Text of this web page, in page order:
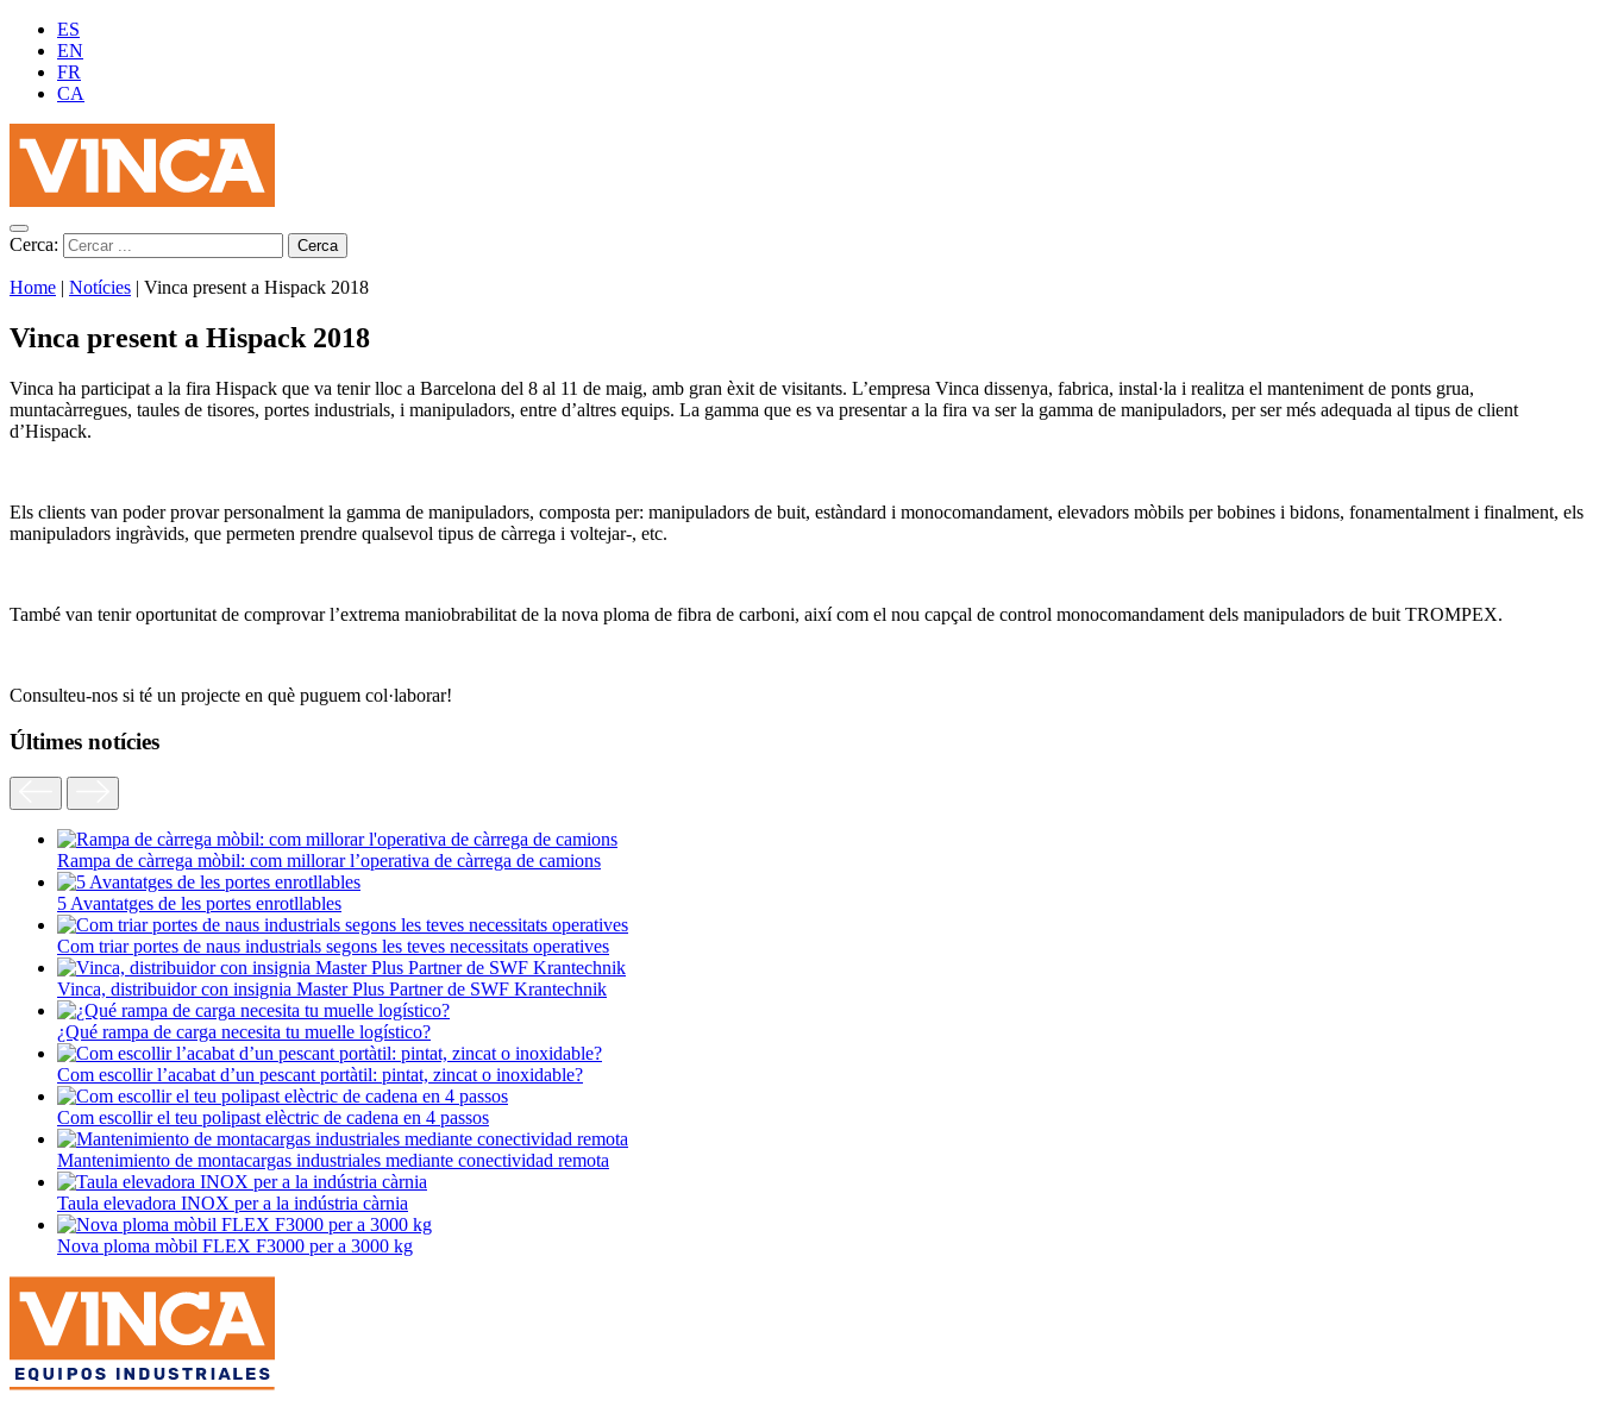
ES
EN
FR
CA
Cerca:
Home | Notícies | Vinca present a Hispack 2018
Vinca present a Hispack 2018
Vinca ha participat a la fira Hispack que va tenir lloc a Barcelona del 8 al 11 de maig, amb gran èxit de visitants. L’empresa Vinca dissenya, fabrica, instal·la i realitza el manteniment de ponts grua,
muntacàrregues, taules de tisores, portes industrials, i manipuladors, entre d’altres equips. La gamma que es va presentar a la fira va ser la gamma de manipuladors, per ser més adequada al tipus de client
d’Hispack.
Els clients van poder provar personalment la gamma de manipuladors, composta per: manipuladors de buit, estàndard i monocomandament, elevadors mòbils per bobines i bidons, fonamentalment i finalment, els
manipuladors ingràvids, que permeten prendre qualsevol tipus de càrrega i voltejar-, etc.
També van tenir oportunitat de comprovar l’extrema maniobrabilitat de la nova ploma de fibra de carboni, així com el nou capçal de control monocomandament dels manipuladors de buit TROMPEX.
Consulteu-nos si té un projecte en què puguem col·laborar!
Últimes notícies
Rampa de càrrega mòbil: com millorar l’operativa de càrrega de camions
5 Avantatges de les portes enrotllables
Com triar portes de naus industrials segons les teves necessitats operatives
Vinca, distribuidor con insignia Master Plus Partner de SWF Krantechnik
¿Qué rampa de carga necesita tu muelle logístico?
Com escollir l’acabat d’un pescant portàtil: pintat, zincat o inoxidable?
Com escollir el teu polipast elèctric de cadena en 4 passos
Mantenimiento de montacargas industriales mediante conectividad remota
Taula elevadora INOX per a la indústria càrnia
Nova ploma mòbil FLEX F3000 per a 3000 kg